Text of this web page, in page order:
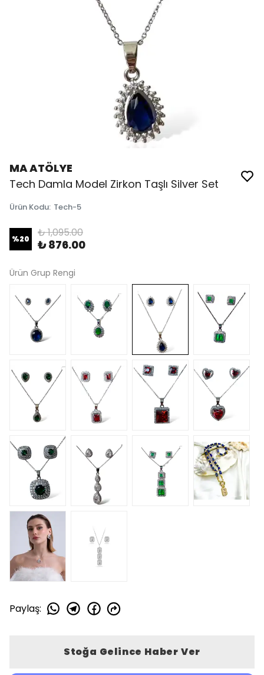
MA ATÖLYE
Tech Damla Model Zirkon Taşlı Silver Set
Ürün Kodu: Tech-5
%20 ₺ 1,095.00
₺ 876.00
Ürün Grup Rengi
Paylaş:
Stoğa Gelince Haber Ver